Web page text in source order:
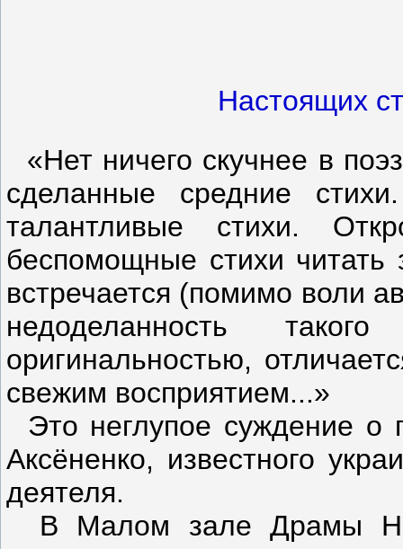
Настоящих
«Нет ничего скучнее в
сделанные средние
талантливые стихи.
беспомощные стихи читать
встречается (помимо воли
недоделанность
оригинальностью,
свежим восприятием...»
Это неглупое суждение о
Аксёненко, известного
деятеля.
В Малом зале Драмы